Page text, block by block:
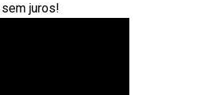
juros!